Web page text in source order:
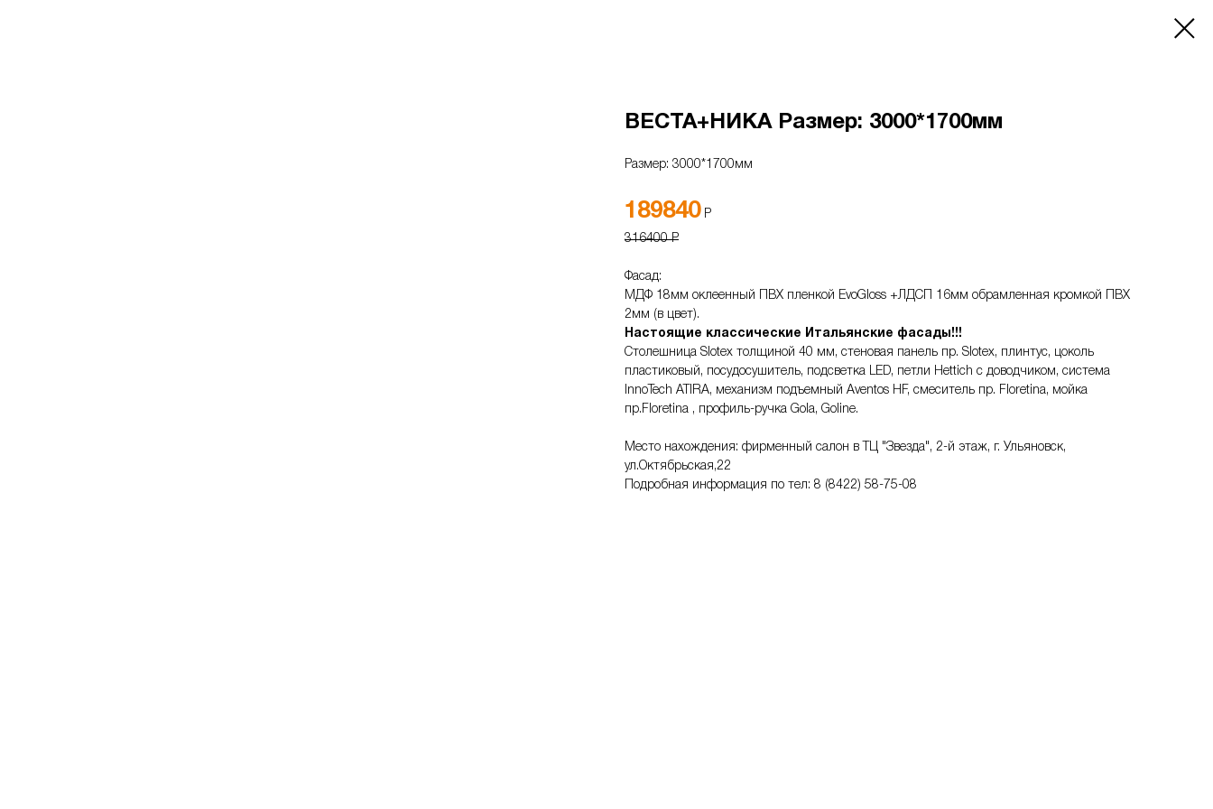
ВЕСТА+НИКА Размер: 3000*1700мм
Размер: 3000*1700мм
189840Р
316400 Р
Фасад:
МДФ 18мм оклеенный ПВХ пленкой EvoGloss +ЛДСП 16мм обрамленная кромкой ПВХ
2мм (в цвет).
Настоящие классические Итальянские фасады!!!
Столешница Slotex толщиной 40 мм, стеновая панель пр. Slotex, плинтус, цоколь
пластиковый, посудосушитель, подсветка LED, петли Hettich c доводчиком, система
InnoTech ATIRA, механизм подъемный Aventos HF, смеситель пр. Floretina, мойка
пр.Floretina , профиль-ручка Gola, Goline.
Место нахождения: фирменный салон в ТЦ "Звезда", 2-й этаж, г. Ульяновск,
ул.Октябрьская,22
Подробная информация по тел: 8 (8422) 58-75-08